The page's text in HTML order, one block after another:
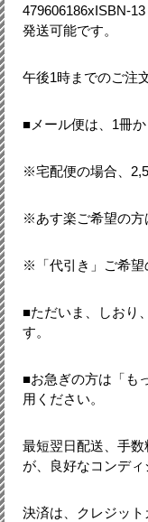
479606186xISBN-
発送可能です。
午後1時までのご注
■メール便は、1冊か
※宅配便の場合、
※あす楽ご希望の方
※「代引き」ご希望
■ただいま、しおり
す。
■お急ぎの方は「も
用ください。
最短翌日配送、手
が、良好なコンディ
決済は、クレジッ